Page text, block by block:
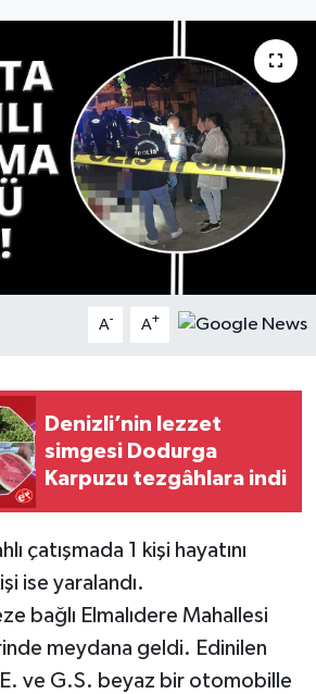
A- A+
Denizli’nin lezzet
simgesi Dodurga
Karpuzu tezgâhlara indi
çatışmada 1 kişi hayatını
ise yaralandı.
bağlı Elmalıdere Mahallesi
meydana geldi. Edinilen
ve G.S. beyaz bir otomobille